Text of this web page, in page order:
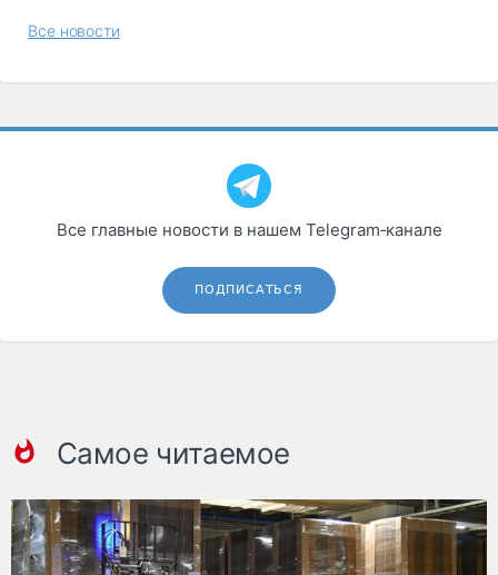
Все новости
Все главные новости в нашем Telegram‑канале
ПОДПИСАТЬСЯ
Самое читаемое